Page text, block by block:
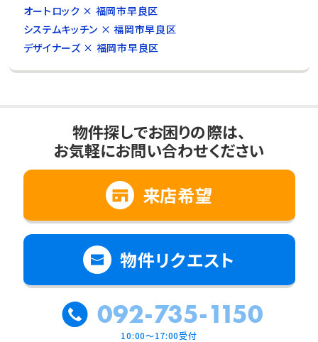
オートロック × 福岡市早良区
システムキッチン × 福岡市早良区
デザイナーズ × 福岡市早良区
物件探しでお困りの際は、
お気軽にお問い合わせください
来店希望
物件リクエスト
092-735-1150
10:00～17:00受付